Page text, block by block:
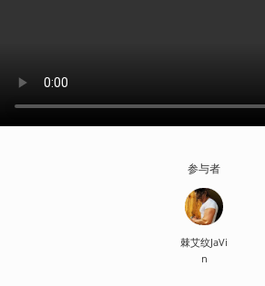
参与者
棘艾纹JaVi
n